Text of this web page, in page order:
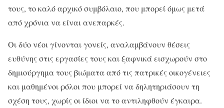
τους, το καλό αρχικό συμβόλαιο, που μπορεί όμως μετά
από χρόνια να είναι ανεπαρκές.
Οι δύο νέοι γίνονται γονείς, αναλαμβάνουν θέσεις
ευθύνης στις εργασίες τους και ξαφνικά εισχωρούν στο
δημιούργημα τους βιώματα από τις πατρικές οικογένειες
και μαθημένοι ρόλοι που μπορεί να δηλητηριάσουν τη
σχέση τους, χωρίς οι ίδιοι να το αντιληφθούν έγκαιρα.